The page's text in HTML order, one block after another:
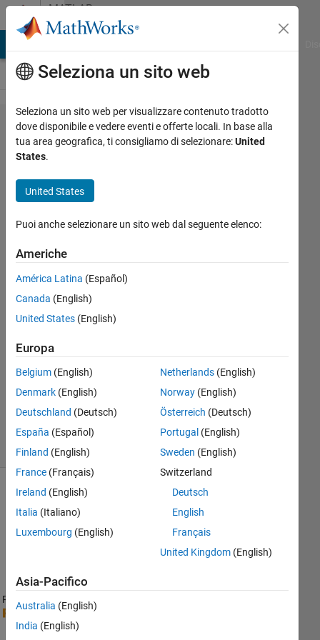
Vai al contenutoMATLAB
Answers
the
contours
coming
plot
MADHVI
2024
0
Aggiornato
4
Visualizzazioni
(30 giorni)
Mostra
commenti
meno
Ran in:
n
Seleziona un sito web
Seleziona un sito web per visualizzare contenuto tradotto
dove disponibile e vedere eventi e offerte locali. In base alla
tua area geografica, ti consigliamo di selezionare:United
States.
United States
Puoi anche selezionare un sito web dal seguente elenco:
Americhe
América Latina (Español)
Canada (English)
United States (English)
Europa
Belgium (English)
Denmark (English)
Deutschland (Deutsch)
España (Español)
Finland (English)
France (Français)
Ireland (English)
Italia (Italiano)
Luxembourg (English)
Netherlands(English)
Norway(English)
Österreich (Deutsch)
Portugal (English)
Sweden (English)
Switzerland
Deutsch
English
Français
United Kingdom(English)
Asia-Pacifico
Australia (English)
India (English)